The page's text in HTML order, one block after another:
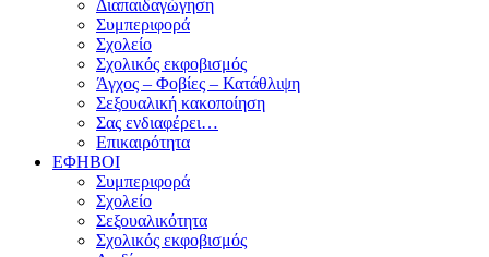
Διαπαιδαγώγηση
Συμπεριφορά
Σχολείο
Σχολικός εκφοβισμός
Άγχος – Φοβίες – Κατάθλιψη
Σεξουαλική κακοποίηση
Σας ενδιαφέρει…
Επικαιρότητα
ΕΦΗΒΟΙ
Συμπεριφορά
Σχολείο
Σεξουαλικότητα
Σχολικός εκφοβισμός